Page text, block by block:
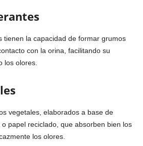
tienen la capacidad de formar grumos
con la orina, facilitando su
los olores.
vegetales, elaborados a base de
papel reciclado, que absorben bien los
los olores.